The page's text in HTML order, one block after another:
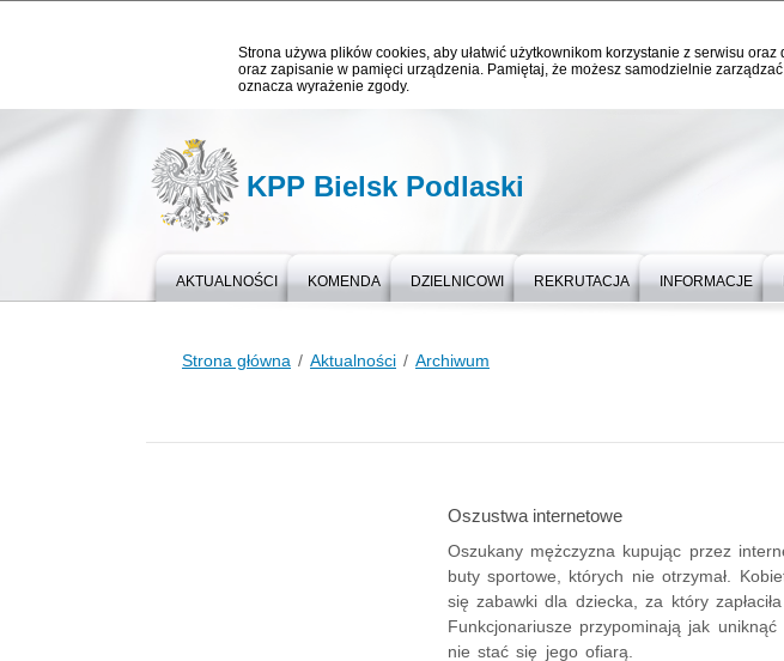
Strona używa plików cookies, aby ułatwić użytkownikom korzystanie z serwisu
oraz zapisanie w pamięci urządzenia. Pamiętaj, że możesz samodzielnie
oznacza wyrażenie zgody.
KPP Bielsk Podlaski
AKTUALNOŚCI KOMENDA DZIELNICOWI REKRUTACJA INFORMACJE
Strona główna Aktualności Archiwum
Oszustwa internetowe
Oszukany mężczyzna kupując przez
buty sportowe, których nie otrzymał.
się zabawki dla dziecka, za który
Funkcjonariusze przypominają jak
nie stać się jego ofiarą.